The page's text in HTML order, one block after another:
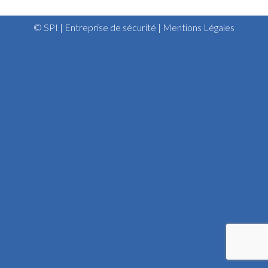
© SPI | Entreprise de sécurité | Mentions Légales